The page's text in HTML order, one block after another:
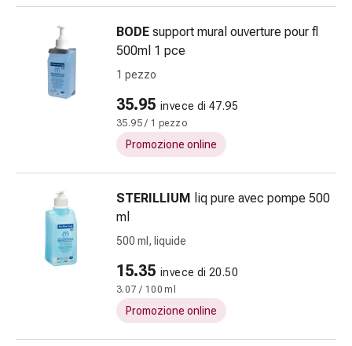
Disturbi
cardiaci
nervosi
Disturbi
della
memoria
Allergie
e
febbre
da
Antiallergico
BODE support mural ouverture pour fl
500ml 1 pce
1 pezzo
35.95 invece di 47.95
35.95 / 1 pezzo
Promozione online
STERILLIUM liq pure avec pompe 500
ml
500 ml, liquide
15.35 invece di 20.50
3.07 / 100 ml
Promozione online